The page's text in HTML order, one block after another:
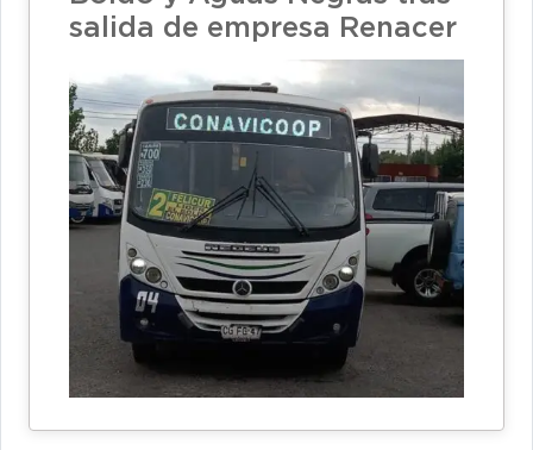
salida de empresa Renacer